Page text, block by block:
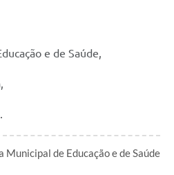
e de Saúde,
Municipal de Educação e de Saúde